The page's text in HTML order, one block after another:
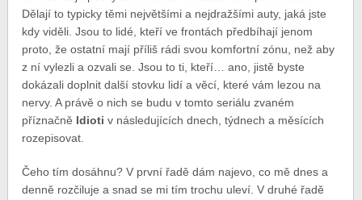
Dělají to typicky těmi největšími a nejdražšími auty, jaká jste
kdy viděli. Jsou to lidé, kteří ve frontách předbíhají jenom
proto, že ostatní mají příliš rádi svou komfortní zónu, než aby
z ní vylezli a ozvali se. Jsou to ti, kteří… ano, jistě byste
dokázali doplnit další stovku lidí a věcí, které vám lezou na
nervy. A právě o nich se budu v tomto seriálu zvaném
příznačně Idioti v následujících dnech, týdnech a měsících
rozepisovat.
Čeho tím dosáhnu? V první řadě dám najevo, co mě dnes a
denně rozčiluje a snad se mi tím trochu uleví. V druhé řadě